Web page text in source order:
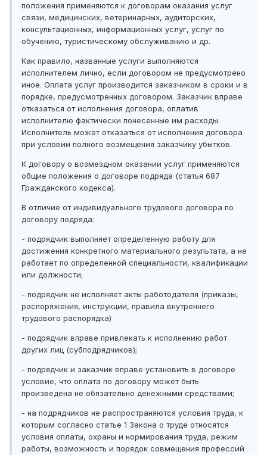
положения применяются к договорам оказания услуг
связи, медицинских, ветеринарных, аудиторских,
консультационных, информационных услуг, услуг по
обучению, туристическому обслуживанию и др.
Как правило, названные услуги выполняются
исполнителем лично, если договором не предусмотрено
иное. Оплата услуг производится заказчиком в сроки и в
порядке, предусмотренных договором. Заказчик вправе
отказаться от исполнения договора, оплатив
исполнителю фактически понесенные им расходы.
Исполнитель может отказаться от исполнения договора
при условии полного возмещения заказчику убытков.
К договору о возмездном оказании услуг применяются
общие положения о договоре подряда (статья 687
Гражданского кодекса).
В отличие от индивидуального трудового договора по
договору подряда:
- подрядчик выполняет определенную работу для
достижения конкретного материального результата, а не
работает по определенной специальности, квалификации
или должности;
- подрядчик не исполняет акты работодателя (приказы,
распоряжения, инструкции, правила внутреннего
трудового распорядка)
- подрядчик вправе привлекать к исполнению работ
других лиц (субподрядчиков);
- подрядчик и заказчик вправе установить в договоре
условие, что оплата по договору может быть
произведена не обязательно денежными средствами;
- на подрядчиков не распространяются условия труда, к
которым согласно статье 1 Закона о труде относятся
условия оплаты, охраны и нормирования труда, режим
работы, возможность и порядок совмещения профессий